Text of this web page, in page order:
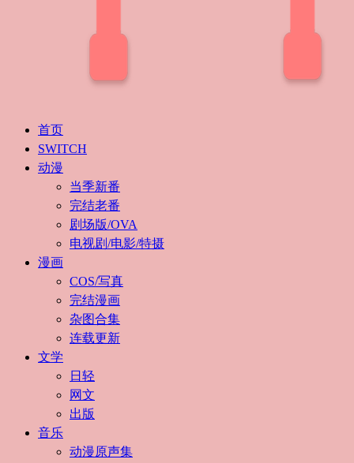
首页
SWITCH
动漫
当季新番
完结老番
剧场版/OVA
电视剧/电影/特摄
漫画
COS/写真
完结漫画
杂图合集
连载更新
文学
日轻
网文
出版
音乐
动漫原声集